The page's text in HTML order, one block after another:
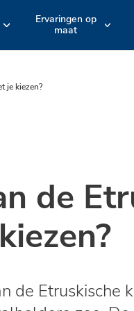
Ervaringen op
maat
je kiezen?
de
de Etruskische